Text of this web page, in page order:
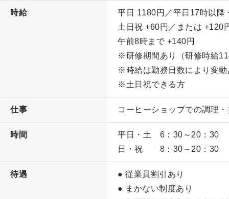
時給 平日 1180円／平日17時以降
土日祝 +60円／または +120
午前8時まで +140円
※研修期間あり（研修時給
※時給は勤務日数により変動
※土日祝できる方
仕事 コーヒーショップでの調理
時間
平日・土 6：30～20：30
日・祝 8：30～20：30
待遇
● 従業員割引あり
● まかない制度あり